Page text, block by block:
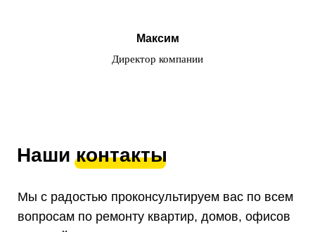
Максим
Директор компании